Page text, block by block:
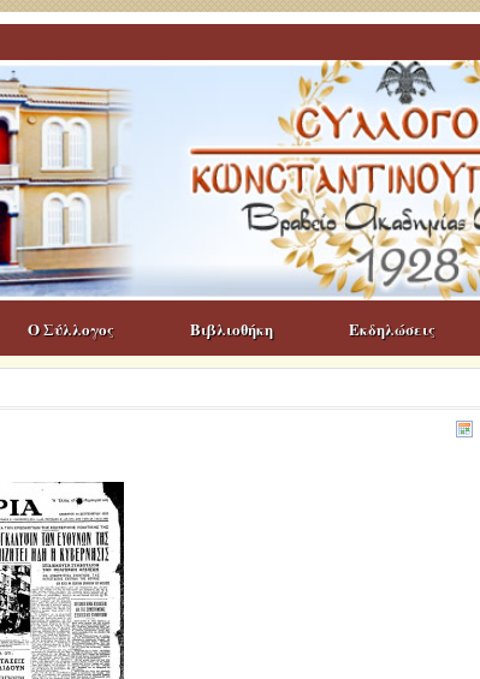
Ο Σύλλογος Βιβλιοθήκη Εκδηλώσεις